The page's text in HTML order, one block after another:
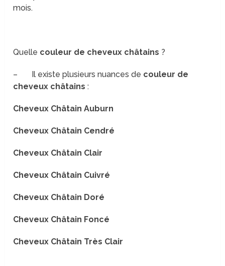
mois.
Quelle couleur de cheveux châtains ?
– Il existe plusieurs nuances de couleur de
cheveux châtains :
Cheveux Châtain Auburn
Cheveux Châtain Cendré
Cheveux Châtain Clair
Cheveux Châtain Cuivré
Cheveux Châtain Doré
Cheveux Châtain Foncé
Cheveux Châtain Très Clair